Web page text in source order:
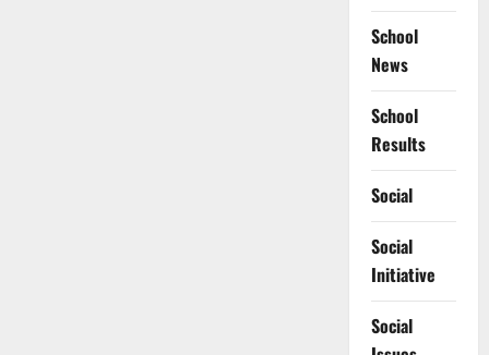
School
News
School
Results
Social
Social
Initiative
Social